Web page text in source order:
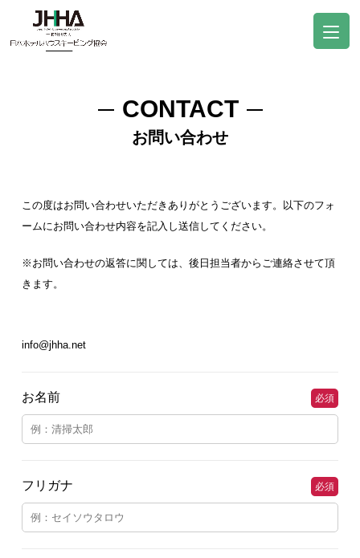
CONTACT
お問い合わせ
この度はお問い合わせいただきありがとうございます。以下のフォ
ームにお問い合わせ内容を記入し送信してください。
※お問い合わせの返答に関しては、後日担当者からご連絡させて頂
きます。
info@jhha.net
お名前 必須
フリガナ 必須